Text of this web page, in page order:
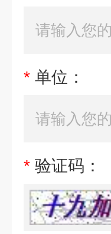
* 单位：
* 验证码：